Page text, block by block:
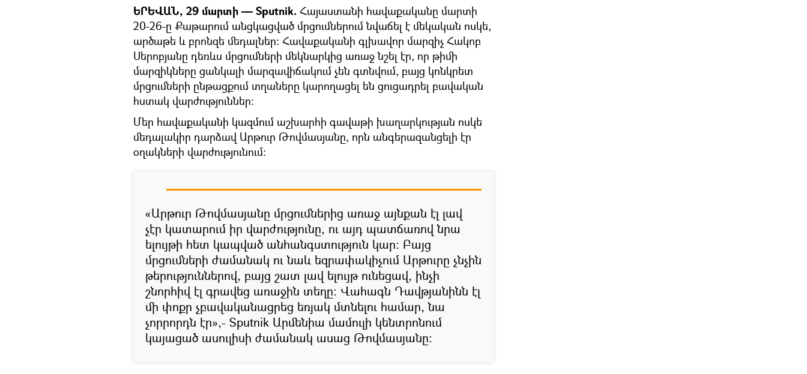
ԵՐԵՎԱՆ, 29 մարտի — Sputnik. Հայաստանի հավաքականը մարտի
20-26-ը Քաթարում անցկացված մրցումներում նվաճել է մեկական ոսկե,
արծաթե և բրոնզե մեդալներ: Հավաքականի գլխավոր մարզիչ Հակոբ
Սերոբյանը դեռևս մրցումների մեկնարկից առաջ նշել էր, որ թիմի
մարզիկները ցանկալի մարզավիճակում չեն գտնվում, բայց կոնկրետ
մրցումների ընթացքում տղաները կարողացել են ցուցադրել բավական
հստակ վարժություններ։
Մեր հավաքականի կազմում աշխարհի գավաթի խաղարկության ոսկե
մեդալակիր դարձավ Արթուր Թովմասյանը, որն անգերազանցելի էր
օղակների վարժությունում:
«Արթուր Թովմասյանը մրցումներից առաջ այնքան էլ լավ
չէր կատարում իր վարժությունը, ու այդ պատճառով նրա
ելույթի հետ կապված անհանգստություն կար: Բայց
մրցումների ժամանակ ու նաև եզրափակիչում Արթուրը չնչին
թերություններով, բայց շատ լավ ելույթ ունեցավ, ինչի
շնորհիվ էլ գրավեց առաջին տեղը: Վահագն Դավթյանինն էլ
մի փոքր չբավականացրեց եռյակ մտնելու համար, նա
չորրորդն էր»,- Sputnik Արմենիա մամուլի կենտրոնում
կայացած ասուլիսի ժամանակ ասաց Թովմասյանը: